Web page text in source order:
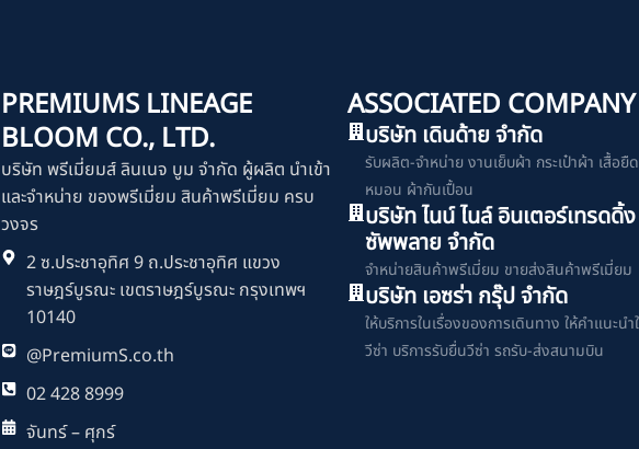
PREMIUMS LINEAGE
BLOOM CO., LTD.
บริษัท พรีเมี่ยมส์ ลินเนจ บูม จำกัด ผู้ผลิต นำเข้า
และจำหน่าย ของพรีเมี่ยม สินค้าพรีเมี่ยม ครบ
วงจร
2 ซ.ประชาอุทิศ 9 ถ.ประชาอุทิศ แขวง
ราษฎร์บูรณะ เขตราษฎร์บูรณะ กรุงเทพฯ
10140
@PremiumS.co.th
02 428 8999
จันทร์ – ศุกร์
ASSOCIATED COMPANY
บริษัท เดินด้าย จำกัด
รับผลิต-จำหน่าย งานเย็บผ้า กระเป๋าผ้า เสื้อยืด
หมอน ผ้ากันเปื้อน
บริษัท ไนน์ ไนล์ อินเตอร์เทรดดิ้ง
ซัพพลาย จำกัด
จำหน่ายสินค้าพรีเมี่ยม ขายส่งสินค้าพรีเมี่ยม
บริษัท เอซร่า กรุ๊ป จำกัด
ให้บริการในเรื่องของการเดินทาง ให้คำแนะน
วีซ่า บริการรับยื่นวีซ่า รถรับ-ส่งสนามบิน